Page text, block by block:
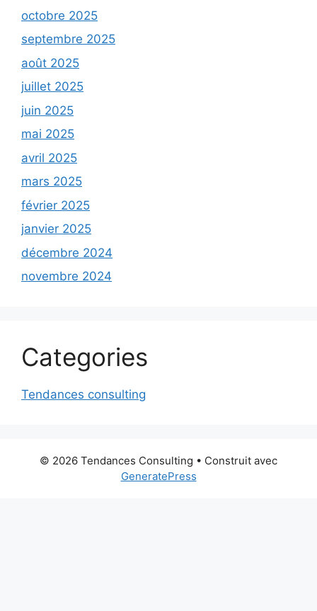
octobre 2025
septembre 2025
août 2025
juillet 2025
juin 2025
mai 2025
avril 2025
mars 2025
février 2025
janvier 2025
décembre 2024
novembre 2024
Categories
Tendances consulting
© 2026 Tendances Consulting • Construit avec
GeneratePress